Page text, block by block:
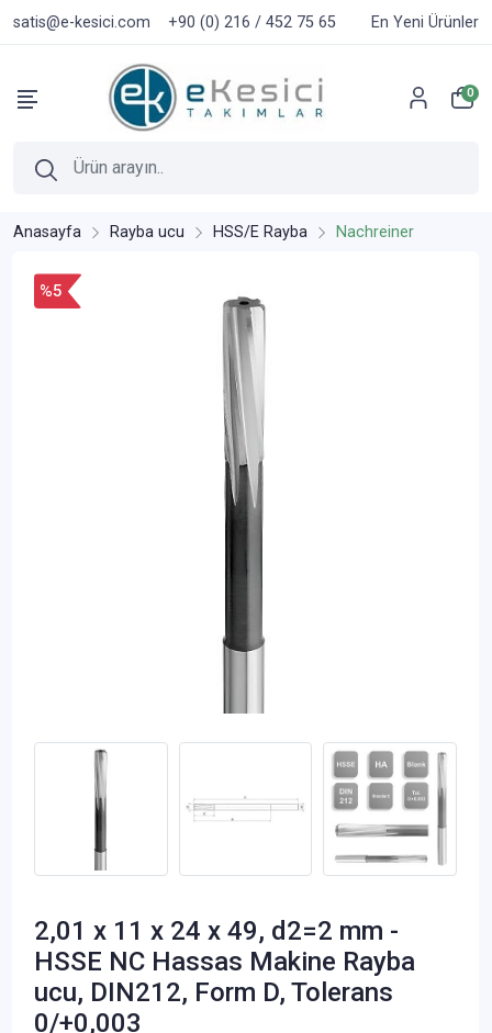
satis@e-kesici.com +90 (0) 216 / 452 75 65 En Yeni Ürünler
0
Anasayfa Rayba ucu HSS/E Rayba Nachreiner
%5
2,01 x 11 x 24 x 49, d2=2 mm -
HSSE NC Hassas Makine Rayba
ucu, DIN212, Form D, Tolerans
0/+0,003